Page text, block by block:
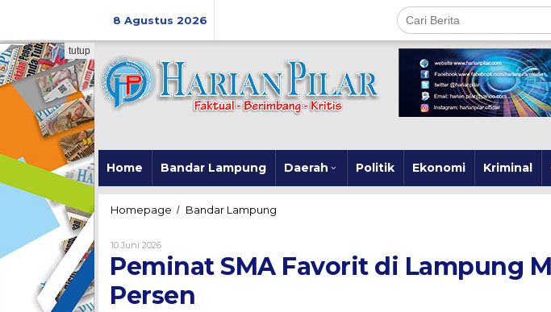
8 Agustus 2026
Home Bandar Lampung Daerah Politik Ekonomi Kriminal
tutup
Homepage / Bandar Lampung
Lampung
10 Juni 2026Oleh
Harian
Pilar
Peminat SMA Favorit di Lampung
Persen